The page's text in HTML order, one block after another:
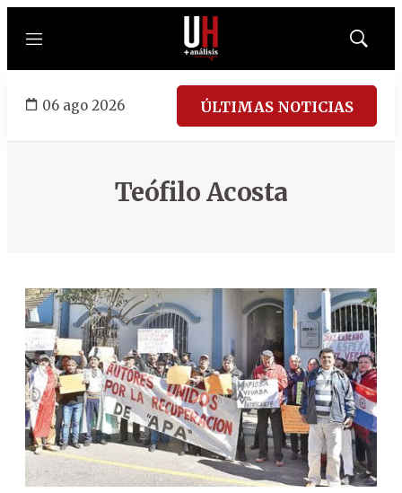
Menú
Mostrar
06 ago 2026 ÚLTIMAS NOTICIAS
Teófilo Acosta